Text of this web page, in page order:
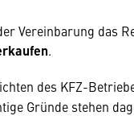
Vereinbarung das
.
des KFZ-
Gründe stehen